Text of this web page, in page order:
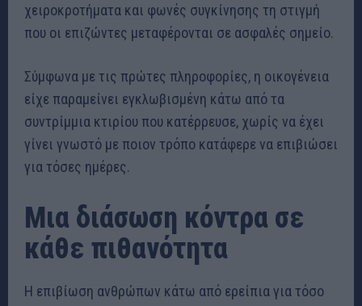
χειροκροτήματα και φωνές συγκίνησης τη στιγμή
που οι επιζώντες μεταφέρονται σε ασφαλές σημείο.
Σύμφωνα με τις πρώτες πληροφορίες, η οικογένεια
είχε παραμείνει εγκλωβισμένη κάτω από τα
συντρίμμια κτιρίου που κατέρρευσε, χωρίς να έχει
γίνει γνωστό με ποιον τρόπο κατάφερε να επιβιώσει
για τόσες ημέρες.
Μια διάσωση κόντρα σε
κάθε πιθανότητα
Η επιβίωση ανθρώπων κάτω από ερείπια για τόσο